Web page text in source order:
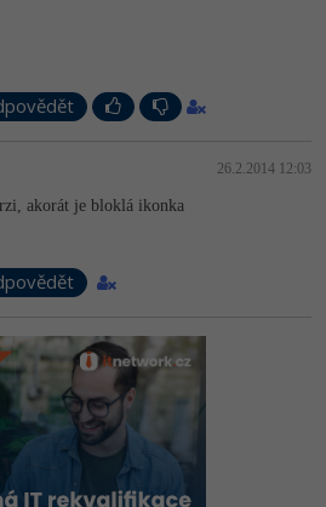
26.2.2014 12:03
akorát je bloklá ikonka